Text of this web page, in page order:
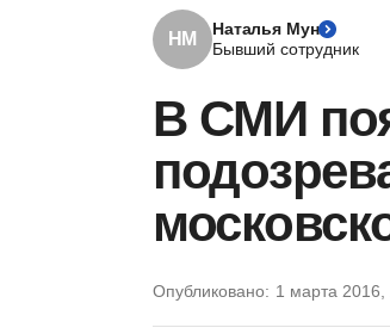
НМ
Наталья Мун
Бывший сотрудник
В СМИ
Опубликовано: 1 марта 2016,